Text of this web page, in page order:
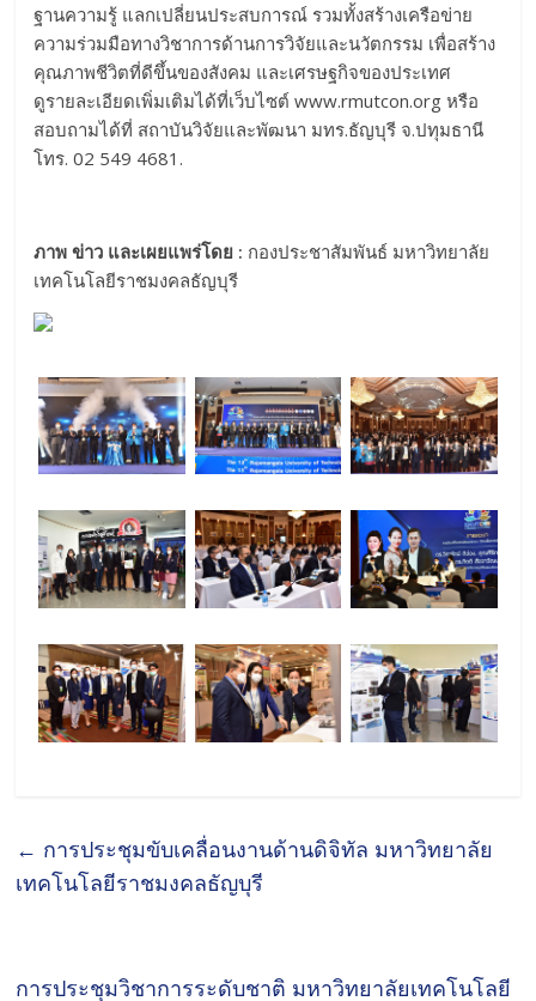
ฐานความรู้ แลกเปลี่ยนประสบการณ์ รวมทั้งสร้างเครือข่าย
ความร่วมมือทางวิชาการด้านการวิจัยและนวัตกรรม เพื่อสร้าง
คุณภาพชีวิตที่ดีขึ้นของสังคม และเศรษฐกิจของประเทศ
ดูรายละเอียดเพิ่มเติมได้ที่เว็บไซต์ www.rmutcon.org หรือ
สอบถามได้ที่ สถาบันวิจัยและพัฒนา มทร.ธัญบุรี จ.ปทุมธานี
โทร. 02 549 4681.
ภาพ ข่าว และเผยแพร่โดย : กองประชาสัมพันธ์ มหาวิทยาลัย
เทคโนโลยีราชมงคลธัญบุรี
← การประชุมขับเคลื่อนงานด้านดิจิทัล มหาวิทยาลัย
เทคโนโลยีราชมงคลธัญบุรี
การประชุมวิชาการระดับชาติ มหาวิทยาลัยเทคโนโลยี